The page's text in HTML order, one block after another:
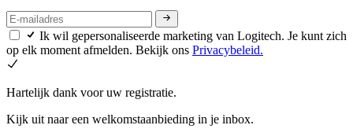
Ik wil gepersonaliseerde marketing van Logitech. Je kunt zich
op elk moment afmelden. Bekijk ons Privacybeleid.
Hartelijk dank voor uw registratie.
Kijk uit naar een welkomstaanbieding in je inbox.